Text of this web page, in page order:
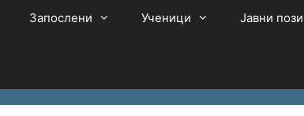
Запослени Ученици Јавни